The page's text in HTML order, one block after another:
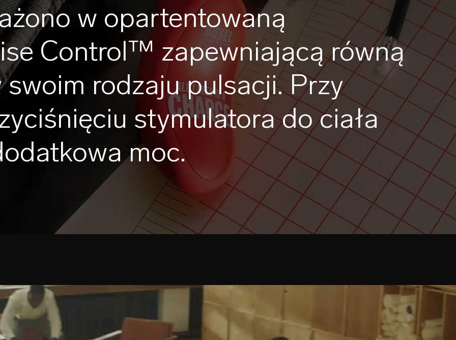
w opartentowaną
Control™ zapewniającą równą
rodzaju pulsacji. Przy
stymulatora do ciała
moc.